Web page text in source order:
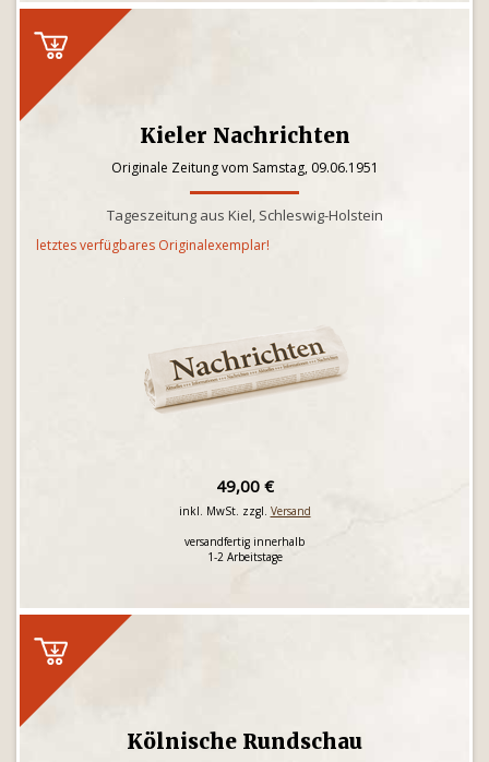
Kieler Nachrichten
Originale Zeitung vom Samstag, 09.06.1951
Tageszeitung aus Kiel, Schleswig-Holstein
letztes verfügbares Originalexemplar!
49,00 €
inkl. MwSt. zzgl. Versand
versandfertig innerhalb
1-2 Arbeitstage
Kölnische Rundschau